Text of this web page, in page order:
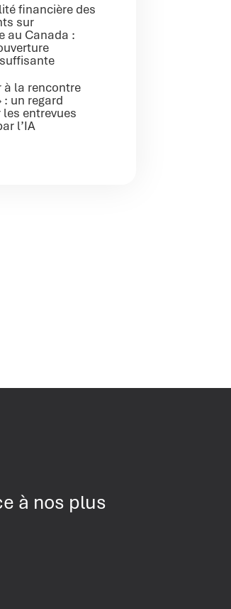
financière des
sur
au Canada :
à la rencontre
: un regard
entrevues
l’IA
à nos plus